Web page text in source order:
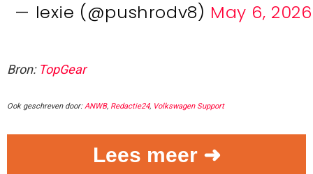
— lexie (@pushrodv8) May 6, 2026
Bron: TopGear
Ook geschreven door:ANWB, Redactie24, Volkswagen Support
Lees meer ➜